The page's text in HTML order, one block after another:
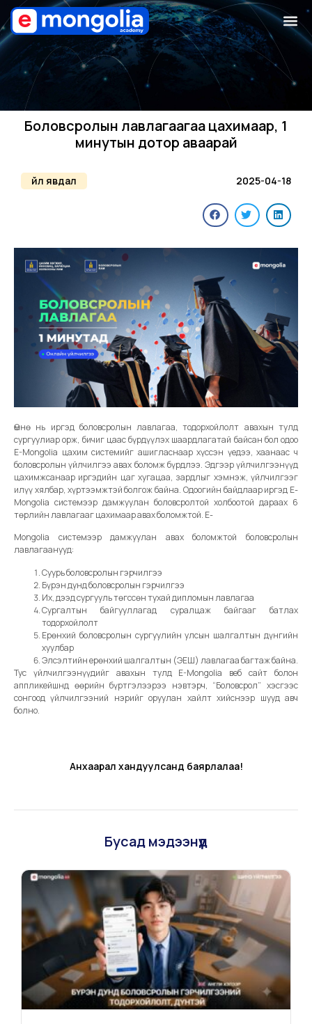
Боловсролын лавлагаагаа цахимаар, 1
минутын дотор аваарай
Үйл явдал 2025-04-18
Өмнө нь иргэд боловсролын лавлагаа, тодорхойлолт авахын тулд
сургуулиар орж, бичиг цаас бүрдүүлэх шаардлагатай байсан бол одоо
E-Mongolia цахим системийг ашигласнаар хүссэн үедээ, хаанаас ч
боловсролын үйлчилгээ авах боломж бүрдлээ. Эдгээр үйлчилгээнүүд
цахимжсанаар иргэдийн цаг хугацаа, зардлыг хэмнэж, үйлчилгээг
илүү хялбар, хүртээмжтэй болгож байна. Одоогийн байдлаар иргэд E-
Mongolia системээр дамжуулан боловсролтой холбоотой дараах 6
төрлийн лавлагааг цахимаар авах боломжтой. E-
Mongolia системээр дамжуулан авах боломжтой боловсролын
лавлагаанууд:
Суурь боловсролын гэрчилгээ
Бүрэн дунд боловсролын гэрчилгээ
Их, дээд сургууль төгссөн тухай дипломын лавлагаа
Сургалтын байгууллагад суралцаж байгааг батлах
тодорхойлолт
Ерөнхий боловсролын сургуулийн улсын шалгалтын дүнгийн
хуулбар
Элсэлтийн ерөнхий шалгалтын (ЭЕШ) лавлагаа багтаж байна.
Тус үйлчилгээнүүдийг авахын тулд E-Mongolia веб сайт болон
аппликейшнд өөрийн бүртгэлээрээ нэвтэрч, “Боловсрол” хэсгээс
сонгоод үйлчилгээний нэрийг оруулан хайлт хийснээр шууд авч
болно.
Анхаарал хандуулсанд баярлалаа!
Бусад мэдээнүүд